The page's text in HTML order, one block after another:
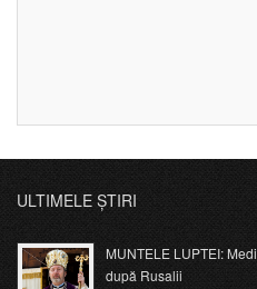
ULTIMELE ȘTIRI
MUNTELE LUPTEI:
după Rusalii